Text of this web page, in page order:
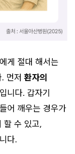
게 절대 해서는
먼저 환자의
입니다. 갑자기
어 깨우는 경우가
할 수 있고,
다.